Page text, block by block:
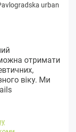
urban
отримати
віку. Ми